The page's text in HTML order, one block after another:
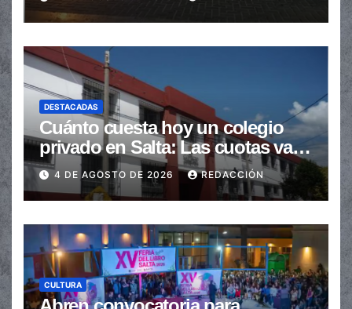
DESTACADAS
Cuánto cuesta hoy un colegio
privado en Salta: Las cuotas van
de $110.000 a más de $600.000
4 DE AGOSTO DE 2026 REDACCIÓN
CULTURA